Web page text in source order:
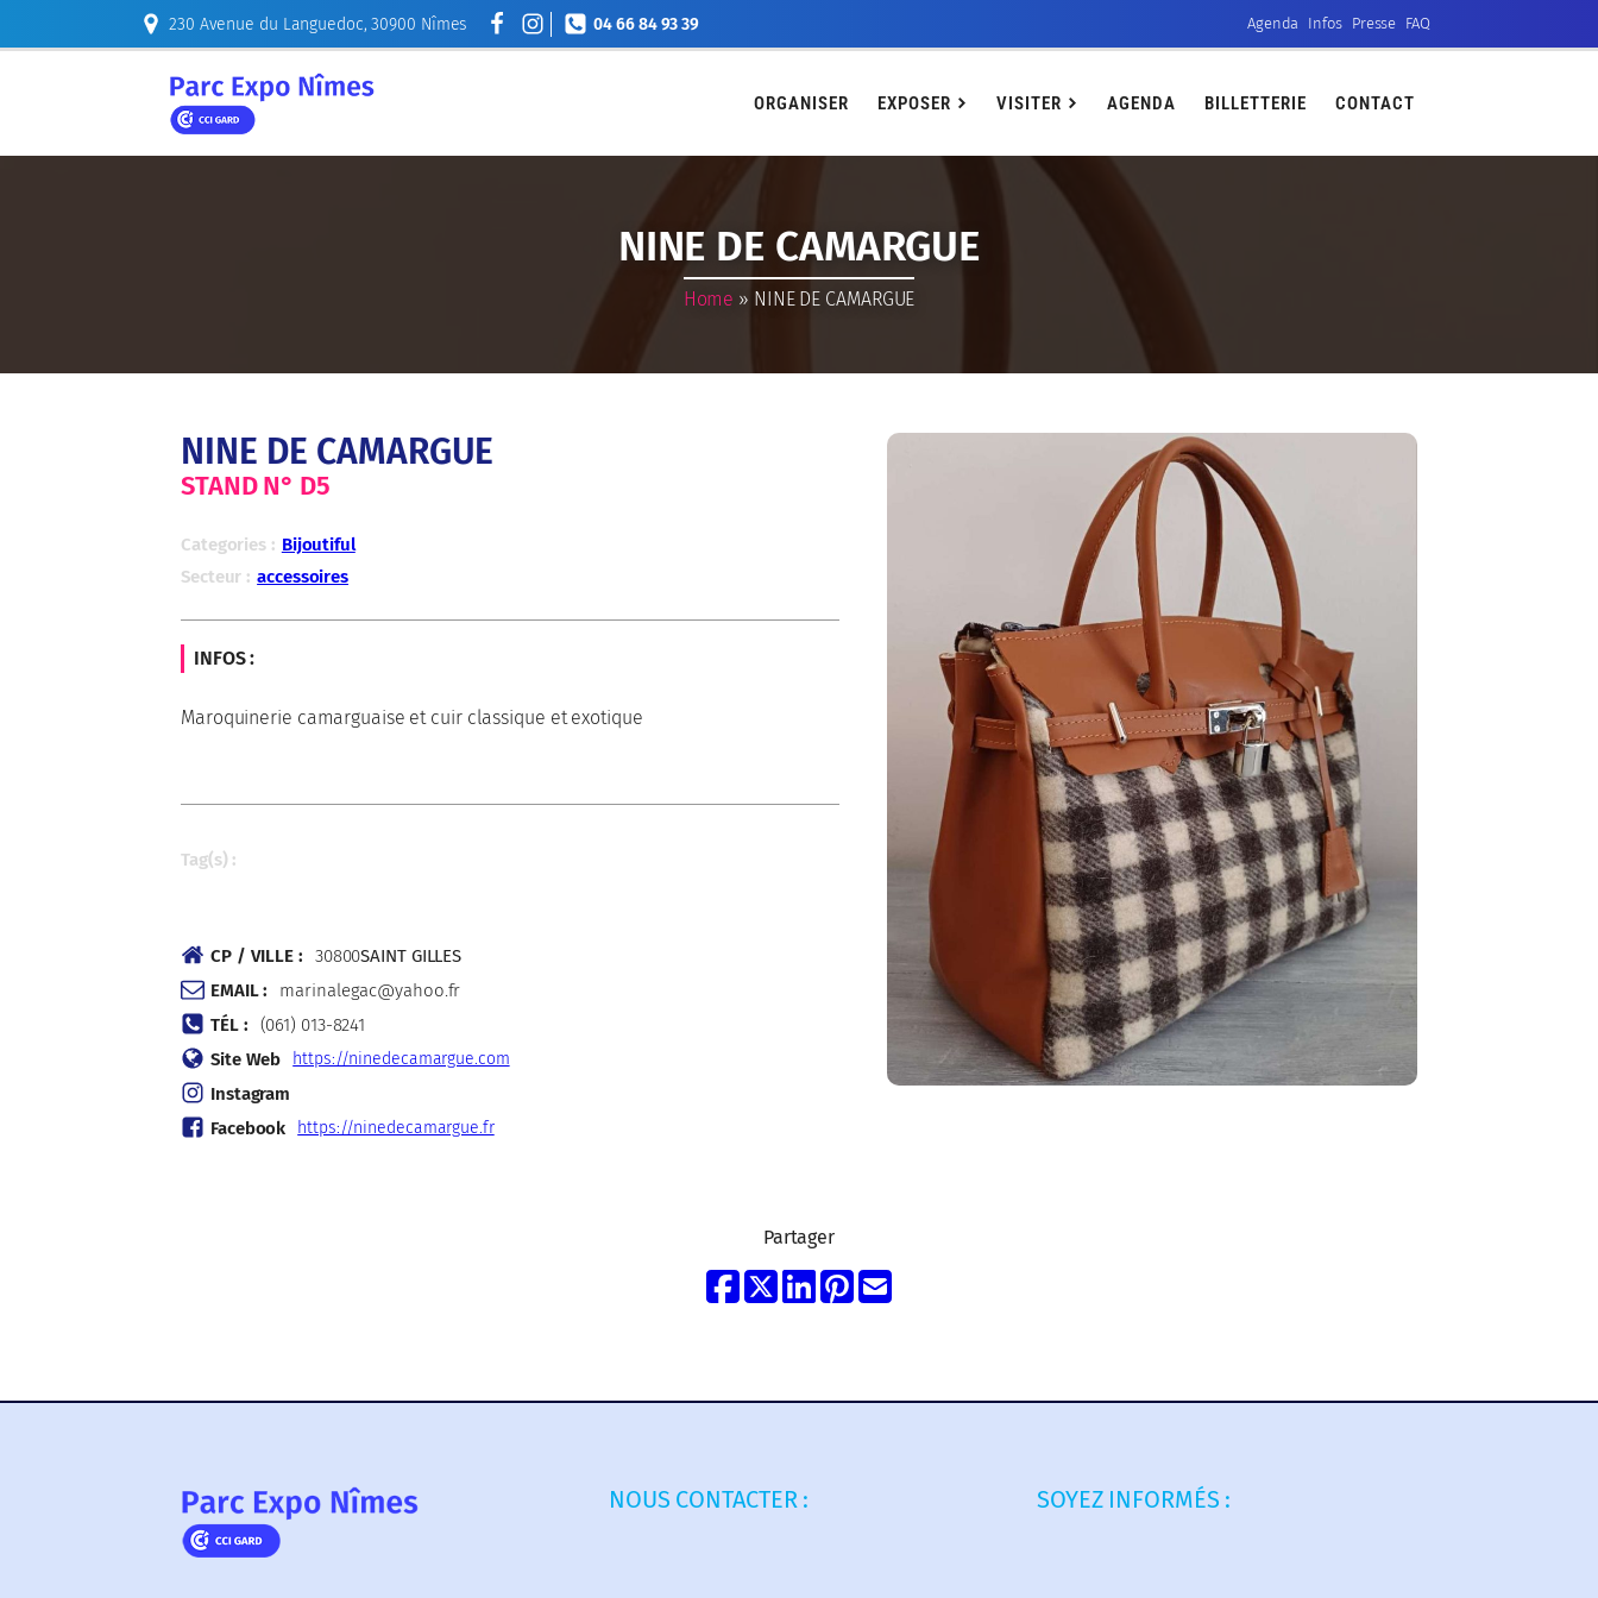
230 Avenue du Languedoc, 30900 Nîmes 04 66 84 93 39 Agenda Infos Presse FAQ
Agenda Billetterie Contact
ORGANISER EXPOSER VISITER AGENDA BILLETTERIE CONTACT
NINE DE CAMARGUE
Home » NINE DE CAMARGUE
NINE DE CAMARGUE
STAND N° D5
Categories : Bijoutiful
Secteur : accessoires
INFOS :
Maroquinerie camarguaise et cuir classique et exotique
Tag(s) :
CP / VILLE : 30800SAINT GILLES
EMAIL :
marinalegac@yahoo.fr
TÉL :
(061) 013-8241
Site Web
https://ninedecamargue.com
Instagram
Facebook
https://ninedecamargue.fr
Partager
NOUS CONTACTER : SOYEZ INFORMÉS :